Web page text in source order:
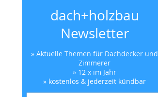
dach+holzbau
Newsletter
» Aktuelle Themen für Dachdecker und
Zimmerer
» 12 x im Jahr
» kostenlos & jederzeit kündbar